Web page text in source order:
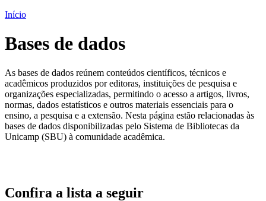
Início
Bases de dados
As bases de dados reúnem conteúdos científicos, técnicos e
acadêmicos produzidos por editoras, instituições de pesquisa e
organizações especializadas, permitindo o acesso a artigos, livros,
normas, dados estatísticos e outros materiais essenciais para o
ensino, a pesquisa e a extensão. Nesta página estão relacionadas às
bases de dados disponibilizadas pelo Sistema de Bibliotecas da
Unicamp (SBU) à comunidade acadêmica.
Confira a lista a seguir